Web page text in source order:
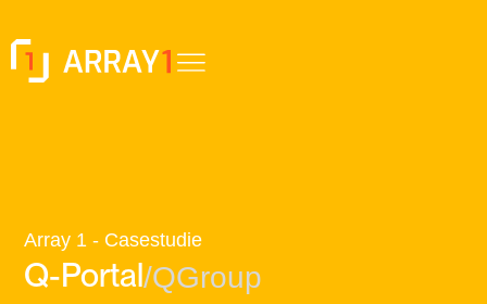
Array 1 - Casestudie
Q-Portal/QGroup